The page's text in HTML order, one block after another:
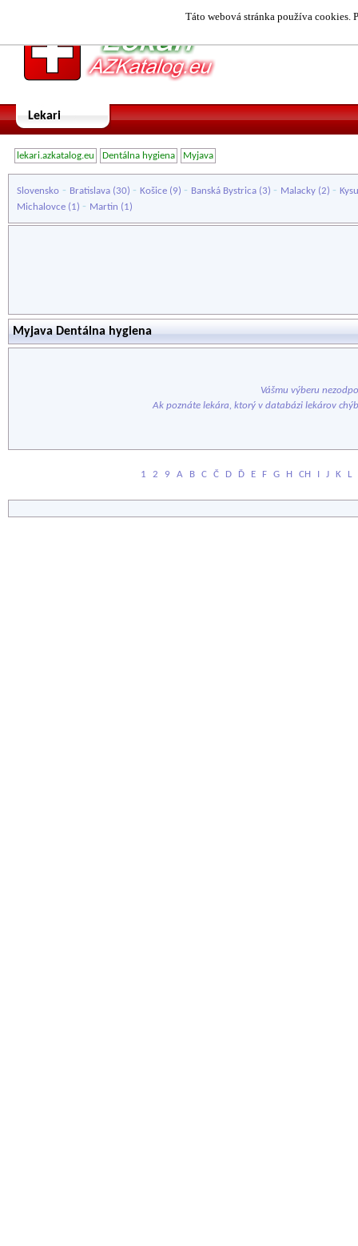
Táto webová stránka používa cookies.
Lekari
lekari.azkatalog.eu Dentálna hygiena Myjava
Slovensko - Bratislava (30) - Košice (9) - Banská Bystrica (3) - Malacky (2) -
Michalovce (1) - Martin (1)
Myjava Dentálna hygiena
Vášmu výberu
Ak poznáte lekára, ktorý v databázi lekárov
1 2 9 A B C Č D Ď E F G H CH I J K L